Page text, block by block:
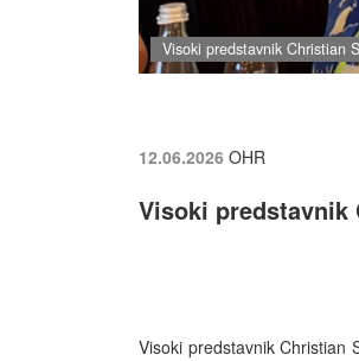
Visoki predstavnik Christian
12.06.2026 OHR
Visoki predstavnik
Visoki predstavnik Christian